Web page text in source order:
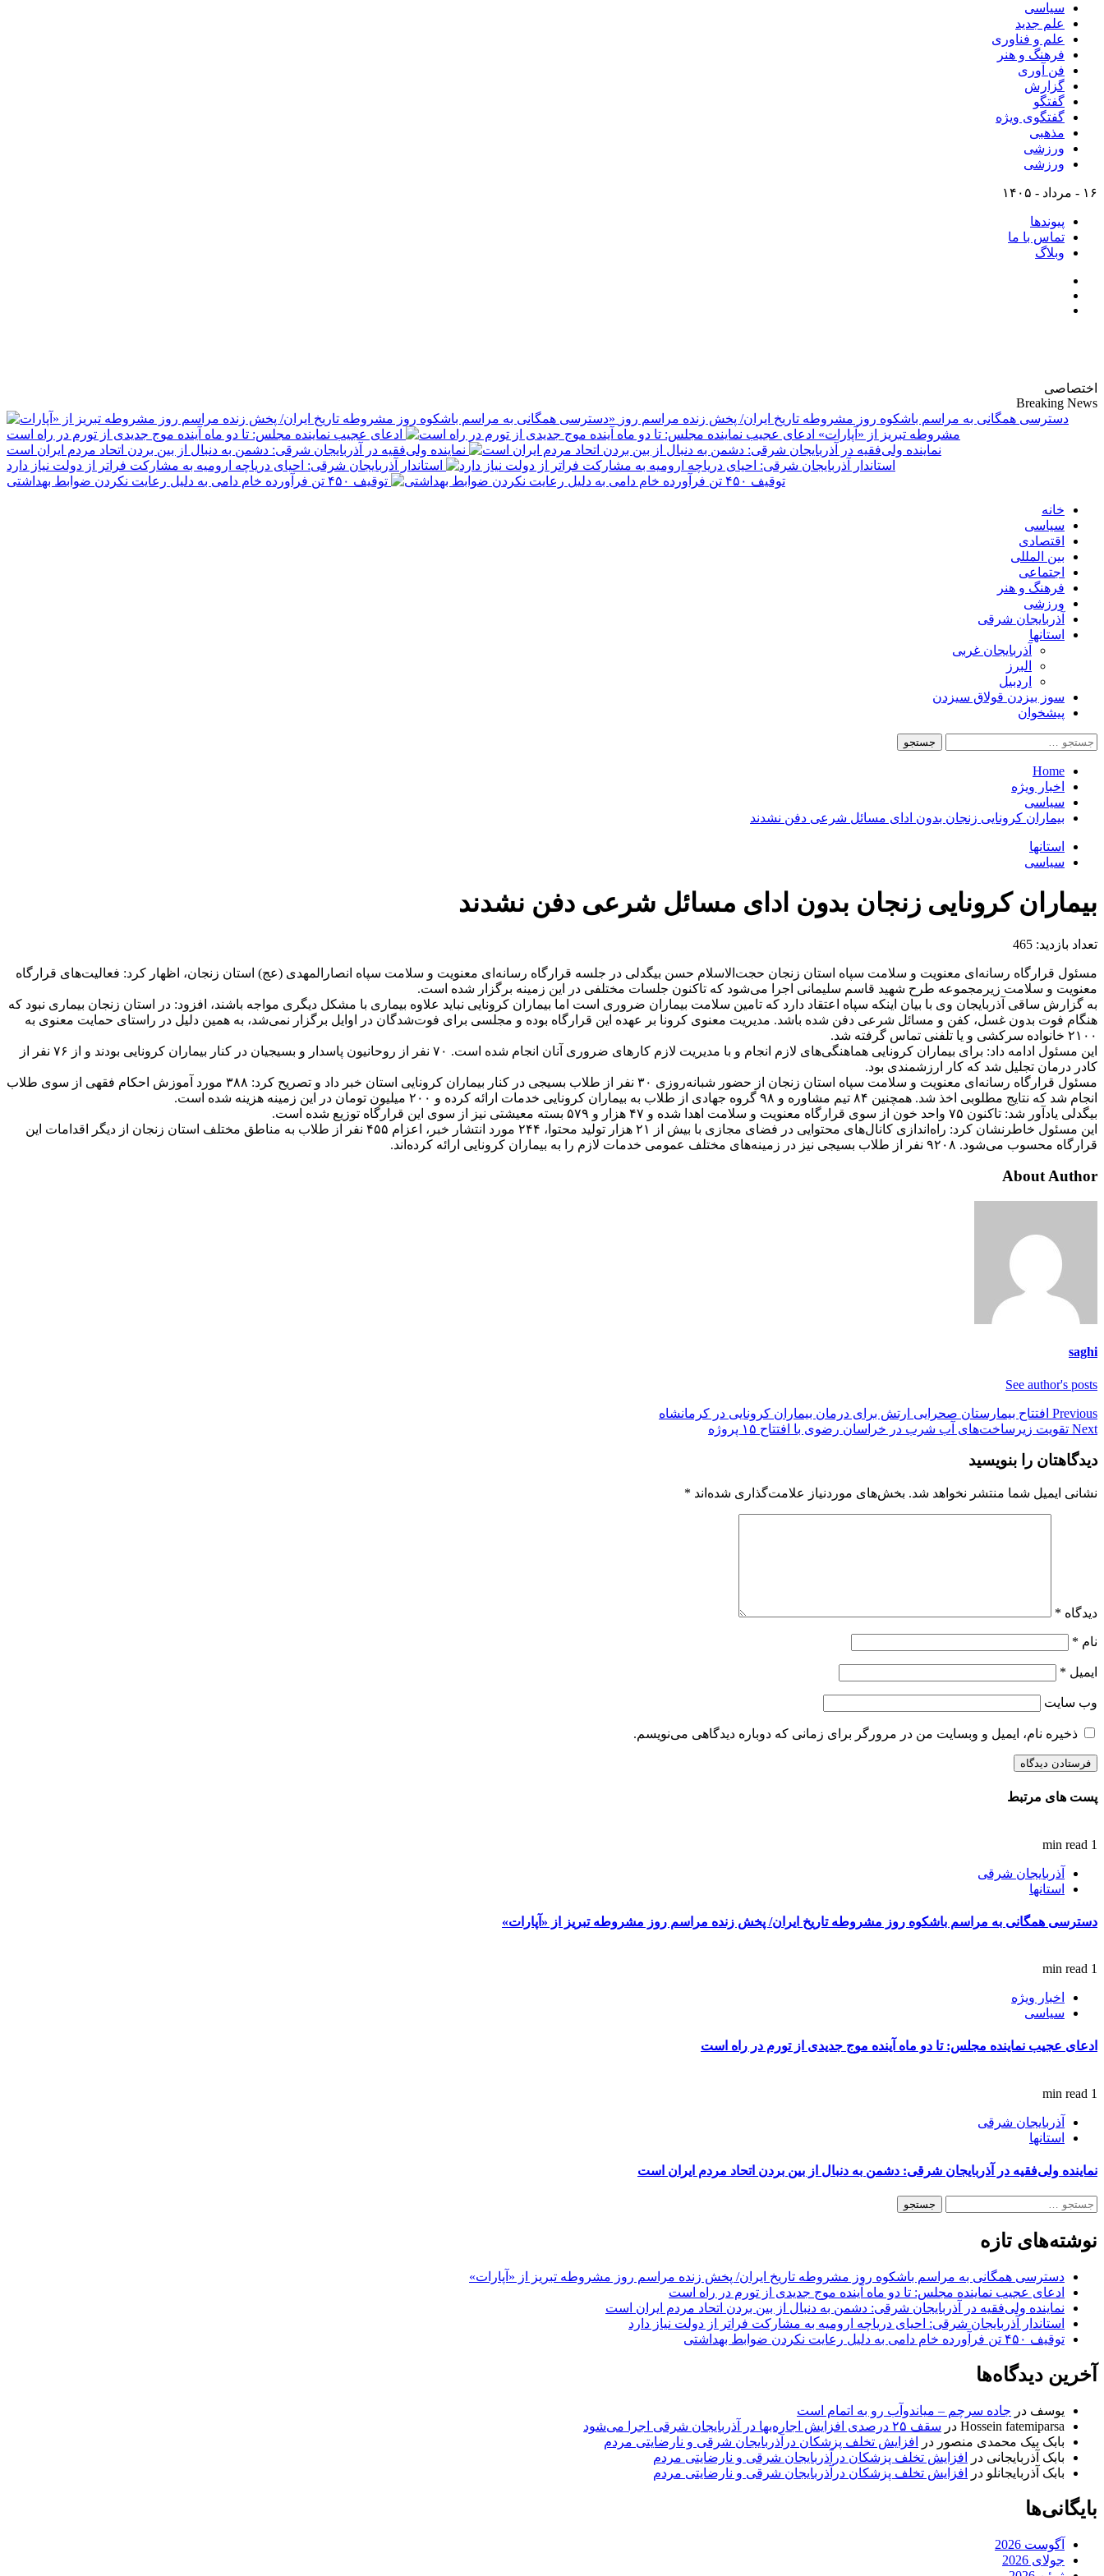
سیاسی
علم جدید
علم و فناوری
فرهنگ و هنر
فن آوری
گزارش
گفتگو
گفتگوی ویژه
مذهبی
ورزشی
ورزشی
۱۶ - مرداد - ۱۴۰۵
پیوندها
تماس با ما
وبلاگ
اختصاصی
Breaking News
دسترسی همگانی به مراسم باشکوه روز مشروطه تاریخ ایران/ پخش زنده مراسم روز
مشروطه تبریز از «آپارات»
ادعای عجیب نماینده مجلس: تا دو ماه آینده موج جدیدی از تورم در راه است
نماینده ولی‌فقیه در آذربایجان شرقی: دشمن به دنبال از بین بردن اتحاد مردم ایران است
استاندار آذربایجان شرقی: احیای دریاچه ارومیه به مشارکت فراتر از دولت نیاز دارد
توقیف ۴۵۰ تن فرآورده خام دامی به دلیل رعایت نکردن ضوابط بهداشتی
Primary
Menu
خانه
سیاسی
اقتصادی
بین المللی
اجتماعی
فرهنگ و هنر
ورزشی
آذربایجان شرقی
استانها
آذربایجان غربی
البرز
اردبیل
سوز بیزدن قولاق سیزدن
پیشخوان
جستجو
Home
اخبار ویژه
سیاسی
بیماران کرونایی زنجان بدون ادای مسائل شرعی دفن نشدند
استانها
سیاسی
بیماران کرونایی زنجان بدون ادای مسائل شرعی دفن نشدند
تعداد بازدید: 465
مسئول قرارگاه رسانه‌ای معنویت و سلامت سپاه استان زنجان حجت‌الاسلام حسن بیگدلی در جلسه قرارگاه رسانه‌ای معنویت و سلامت سپاه انصارالمهدی (عج) استان زنجان، اظهار کرد: فعالیت‌های قرارگاه
معنویت و سلامت زیرمجموعه طرح شهید قاسم سلیمانی اجرا می‌شود که تاکنون جلسات مختلفی در این زمینه برگزار شده است.
به گزارش ساقی آذربایجان وی با بیان اینکه سپاه اعتقاد دارد که تامین سلامت بیماران ضروری است اما بیماران کرونایی نباید علاوه بیماری با مشکل دیگری مواجه باشند، افزود: در استان زنجان بیماری نبود که
هنگام فوت بدون غسل، کفن و مسائل شرعی دفن شده باشد. مدیریت معنوی کرونا بر عهده این قرارگاه بوده و مجلسی برای فوت‌شدگان در اوایل برگزار نمی‌شد، به همین دلیل در راستای حمایت معنوی به
۲۱۰۰ خانواده سرکشی و یا تلفنی تماس گرفته شد.
این مسئول ادامه داد: برای بیماران کرونایی هماهنگی‌های لازم انجام و با مدیریت لازم کارهای ضروری آنان انجام شده است. ۷۰ نفر از روحانیون پاسدار و بسیجیان در کنار بیماران کرونایی بودند و از ۷۶ نفر از
کادر درمان تجلیل شد که کار ارزشمندی بود.
مسئول قرارگاه رسانه‌ای معنویت و سلامت سپاه استان زنجان از حضور شبانه‌روزی ۳۰ نفر از طلاب بسیجی در کنار بیماران کرونایی استان خبر داد و تصریح کرد: ۳۸۸ مورد آموزش احکام فقهی از سوی طلاب
انجام شد که نتایج مطلوبی اخذ شد. همچنین ۸۴ تیم مشاوره و ۹۸ گروه جهادی از طلاب به بیماران کرونایی خدمات ارائه کرده و ۲۰۰ میلیون تومان در این زمینه هزینه شده است.
بیگدلی یادآور شد: تاکنون ۷۵ واحد خون از سوی قرارگاه معنویت و سلامت اهدا شده و ۴۷ هزار و ۵۷۹ بسته معیشتی نیز از سوی این قرارگاه توزیع شده است.
این مسئول خاطرنشان کرد: راه‌اندازی کانال‌های محتوایی در فضای مجازی با بیش از ۲۱ هزار تولید محتوا، ۲۴۴ مورد انتشار خبر، اعزام ۴۵۵ نفر از طلاب به مناطق مختلف استان زنجان از دیگر اقدامات این
قرارگاه محسوب می‌شود. ۹۲۰۸ نفر از طلاب بسیجی نیز در زمینه‌های مختلف عمومی خدمات لازم را به بیماران کرونایی ارائه کرده‌اند.
About Author
saghi
See author's posts
Post
navigation
Previous افتتاح بیمارستان صحرایی ارتش برای درمان بیماران کرونایی در کرمانشاه
Next تقویت زیرساخت‌های آب شرب در خراسان رضوی با افتتاح ۱۵ پروژه
دیدگاهتان را بنویسید
نشانی ایمیل شما منتشر نخواهد شد. بخش‌های موردنیاز علامت‌گذاری شده‌اند *
دیدگاه *
نام *
ایمیل *
وب‌ سایت
ذخیره نام، ایمیل و وبسایت من در مرورگر برای زمانی که دوباره دیدگاهی می‌نویسم.
پست های مرتبط
1 min read
آذربایجان شرقی
استانها
دسترسی همگانی به مراسم باشکوه روز مشروطه تاریخ ایران/ پخش زنده مراسم روز مشروطه تبریز از «آپارات»
1 min read
اخبار ویژه
سیاسی
ادعای عجیب نماینده مجلس: تا دو ماه آینده موج جدیدی از تورم در راه است
1 min read
آذربایجان شرقی
استانها
نماینده ولی‌فقیه در آذربایجان شرقی: دشمن به دنبال از بین بردن اتحاد مردم ایران است
جستجو
نوشته‌های تازه
دسترسی همگانی به مراسم باشکوه روز مشروطه تاریخ ایران/ پخش زنده مراسم روز مشروطه تبریز از «آپارات»
ادعای عجیب نماینده مجلس: تا دو ماه آینده موج جدیدی از تورم در راه است
نماینده ولی‌فقیه در آذربایجان شرقی: دشمن به دنبال از بین بردن اتحاد مردم ایران است
استاندار آذربایجان شرقی: احیای دریاچه ارومیه به مشارکت فراتر از دولت نیاز دارد
توقیف ۴۵۰ تن فرآورده خام دامی به دلیل رعایت نکردن ضوابط بهداشتی
آخرین دیدگاه‌ها
یوسف در جاده سرچم – میاندوآب رو به اتمام است
Hossein fatemiparsa در سقف ۲۵ درصدی افزایش اجاره‌بها در آذربایجان شرقی اجرا می‌شود
بابک بیک محمدی منصور در
افزایش تخلف پزشکان درآذربایجان شرقی و نارضایتی مردم
بابک آذربایجانی در
افزایش تخلف پزشکان درآذربایجان شرقی و نارضایتی مردم
بابک آذربایجانلو در افزایش تخلف پزشکان درآذربایجان شرقی و نارضایتی مردم
بایگانی‌ها
آگوست 2026
جولای 2026